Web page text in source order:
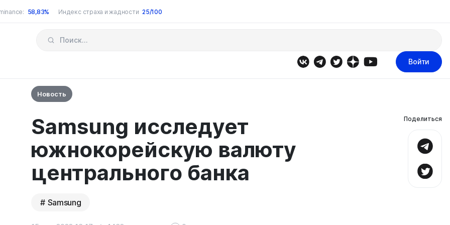
58,83% Индекс страха и жадности 25/100
Войти
Новость
Samsung исследует
южнокорейскую валюту
центрального банка
Samsung
Поделиться